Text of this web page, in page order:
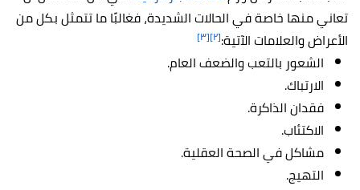
تعاني منها خاصة في الحالات الشديدة، فغالبًا ما تتمثل بكل من
الأعراض والعلامات الآتية:[٢] [٣]
الشعور بالتعب والضعف العام.
الارتباك.
فقدان الذاكرة.
الاكتئاب.
مشاكل في الصحة العقلية.
التهيج.